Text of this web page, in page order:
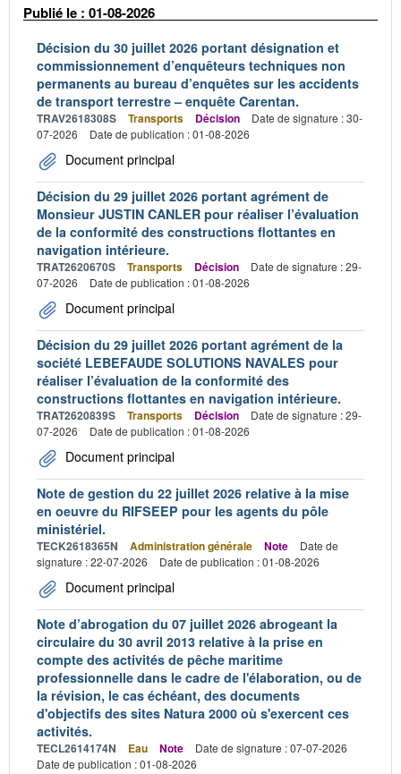
Publié le : 01-08-2026
Décision du 30 juillet 2026 portant désignation et
commissionnement d’enquêteurs techniques non
permanents au bureau d’enquêtes sur les accidents
de transport terrestre – enquête Carentan.
TRAV2618308S Transports Décision
Date de signature : 30-
07-2026
Date de publication : 01-08-2026
Document principal
Décision du 29 juillet 2026 portant agrément de
Monsieur JUSTIN CANLER pour réaliser l’évaluation
de la conformité des constructions flottantes en
navigation intérieure.
TRAT2620670S Transports Décision
Date de signature : 29-
07-2026
Date de publication : 01-08-2026
Document principal
Décision du 29 juillet 2026 portant agrément de la
société LEBEFAUDE SOLUTIONS NAVALES pour
réaliser l’évaluation de la conformité des
constructions flottantes en navigation intérieure.
TRAT2620839S Transports Décision
Date de signature : 29-
07-2026
Date de publication : 01-08-2026
Document principal
Note de gestion du 22 juillet 2026 relative à la mise
en oeuvre du RIFSEEP pour les agents du pôle
ministériel.
TECK2618365N Administration générale Note
Date de
signature : 22-07-2026
Date de publication : 01-08-2026
Document principal
Note d’abrogation du 07 juillet 2026 abrogeant la
circulaire du 30 avril 2013 relative à la prise en
compte des activités de pêche maritime
professionnelle dans le cadre de l'élaboration, ou de
la révision, le cas échéant, des documents
d'objectifs des sites Natura 2000 où s'exercent ces
activités.
TECL2614174N Eau Note
Date de signature : 07-07-2026
Date de publication : 01-08-2026